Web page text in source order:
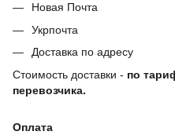
Новая Почта
Укрпочта
Доставка по адресу
Стоимость доставки - по
перевозчика.
Оплата